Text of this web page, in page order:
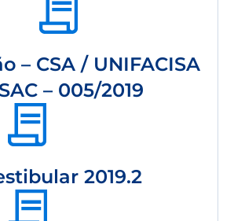
– CSA / UNIFACISA
– 005/2019
2019.2